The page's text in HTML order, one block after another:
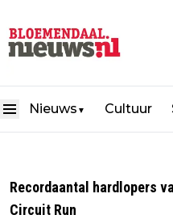
Nieuws ▼ Cultuur
Recordaantal hardlopers
Circuit Run